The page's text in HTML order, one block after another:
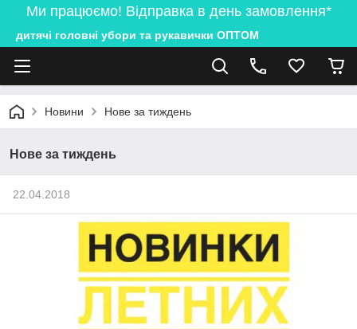
Ми працюємо! Відправка в день замовлення*
дитячі головні убори та рукавички ОПТОМ
Новини Нове за тиждень
Нове за тиждень
22.04.2018